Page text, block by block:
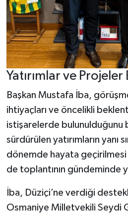
Yatırımlar ve Projeler
Başkan Mustafa İba,
ihtiyaçları ve öncelikli
istişarelerde
sürdürülen yatırımların yanı
dönemde hayata
de toplantının gündeminde
İba, Düziçi’ne verdiği
Osmaniye Milletvekili Seydi